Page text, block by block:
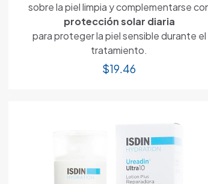
sobre la piel limpia y complementarse
protección solar diaria
para proteger la piel sensible durante el
tratamiento.
$19.46